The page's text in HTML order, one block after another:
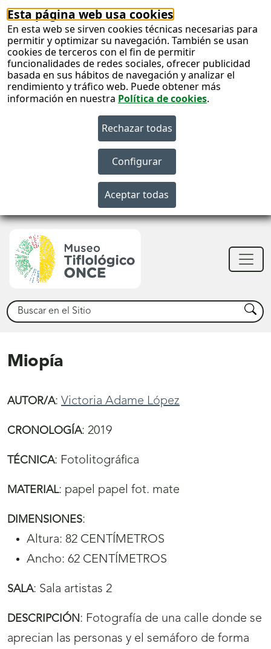
Esta página web usa cookies
En esta web se sirven cookies técnicas necesarias para
permitir y optimizar su navegación. También se usan
cookies de terceros con el fin de permitir
funcionalidades de redes sociales, ofrecer publicidad
basada en sus hábitos de navegación y analizar el
rendimiento y tráfico web. Puede obtener más
información en nuestra Política de cookies.
Buscar Buscar
Miopía
AUTOR/A: Victoria Adame López
CRONOLOGÍA: 2019
TÉCNICA: Fotolitográfica
MATERIAL: papel papel fot. mate
DIMENSIONES:
Altura: 82 CENTÍMETROS
Ancho: 62 CENTÍMETROS
SALA: Sala artistas 2
DESCRIPCIÓN: Fotografía de una calle donde se
aprecian las personas y el semáforo de forma